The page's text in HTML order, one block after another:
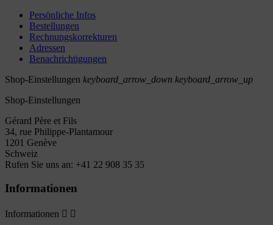
Persönliche Infos
Bestellungen
Rechnungskorrekturen
Adressen
Benachrichtigungen
Shop-Einstellungen keyboard_arrow_down keyboard_arrow_up
Shop-Einstellungen
Gérard Père et Fils
34, rue Philippe-Plantamour
1201 Genève
Schweiz
Rufen Sie uns an: +41 22 908 35 35
Informationen
Informationen  